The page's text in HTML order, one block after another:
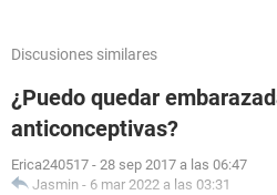
Discusiones similares
¿Puedo quedar
anticonceptivas?
Erica240517 - 28 sep 2017 a las 06:47
Jasmin - 6 mar 2022 a las 03:31